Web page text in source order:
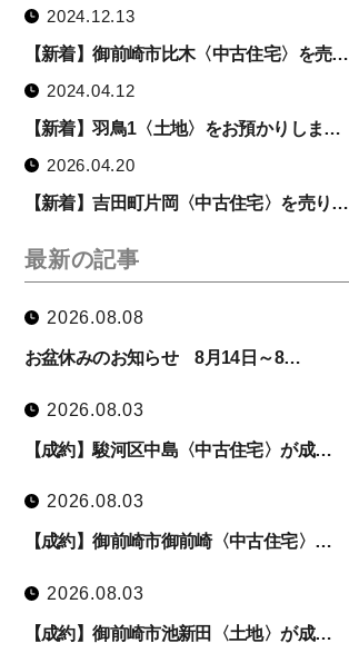
2024.12.13
【新着】御前崎市比木〈中古住宅〉を売…
2024.04.12
【新着】羽鳥1〈土地〉をお預かりしま…
2026.04.20
【新着】吉田町片岡〈中古住宅〉を売り…
最新の記事
2026.08.08
お盆休みのお知らせ 8月14日～8…
2026.08.03
【成約】駿河区中島〈中古住宅〉が成…
2026.08.03
【成約】御前崎市御前崎〈中古住宅〉…
2026.08.03
【成約】御前崎市池新田〈土地〉が成…